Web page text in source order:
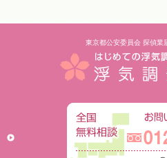
東京都公安委員会 探偵業